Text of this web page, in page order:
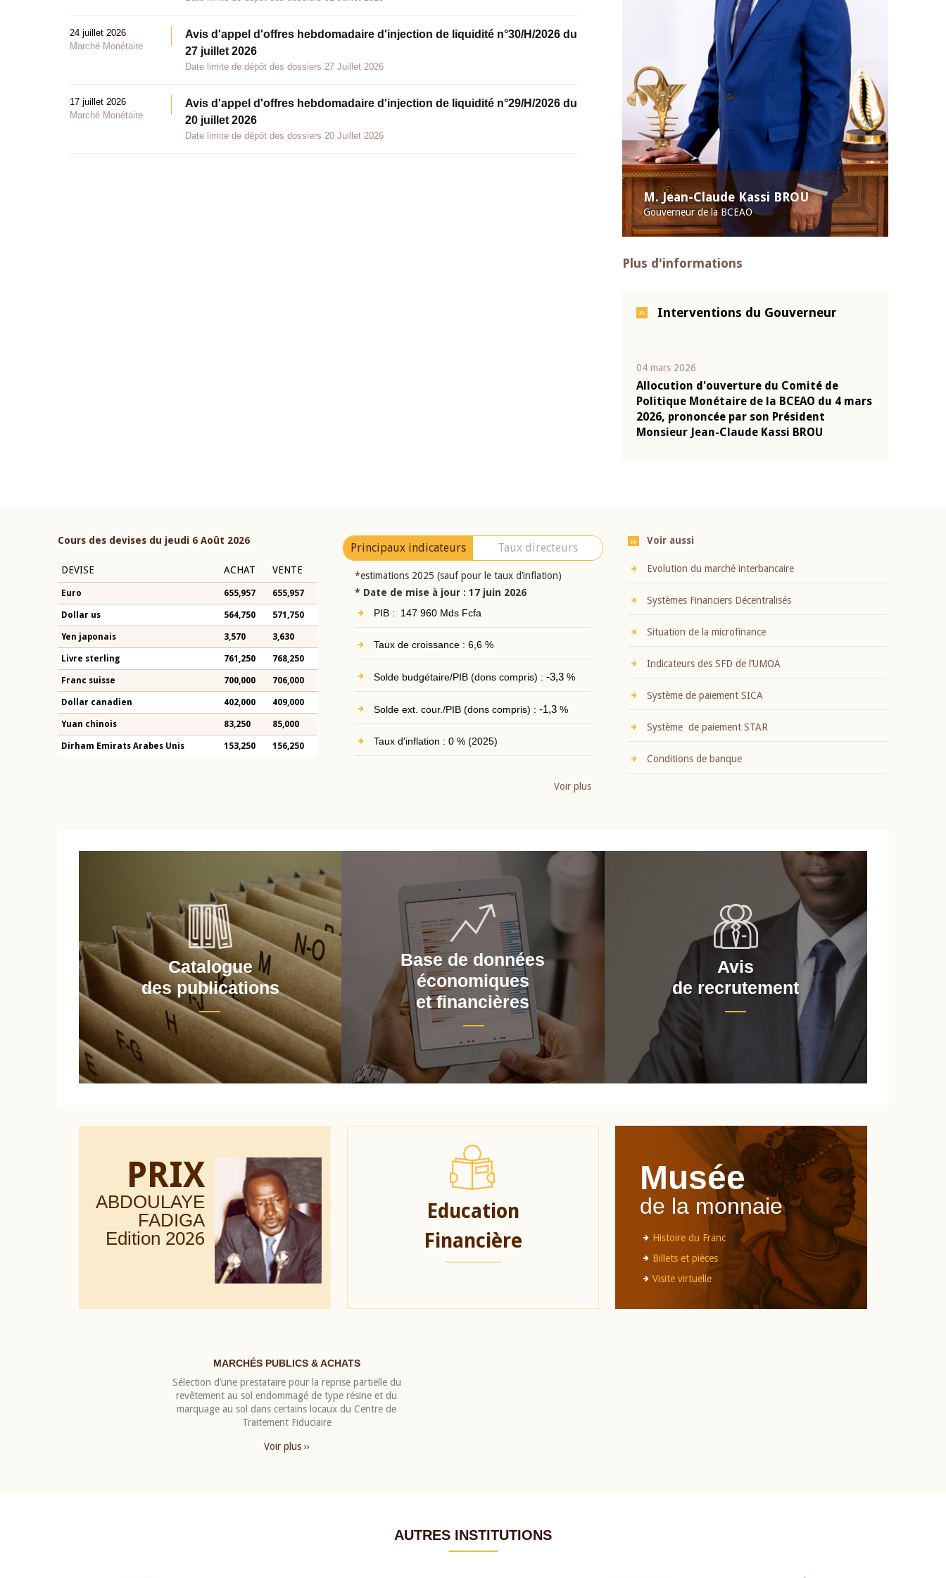
M. Jean-Claude Kassi BROU
Gouverneur de la BCEAO
Plus d'informations
Interventions du Gouverneur
04 mars 2026
Allocution d'ouverture du Comité de
Politique Monétaire de la BCEAO du 4 mars
2026, prononcée par son Président
Monsieur Jean-Claude Kassi BROU
24 juillet 2026
Marché Monétaire
Avis d'appel d'offres hebdomadaire d'injection de liquidité n°30/H/2026 du
27 juillet 2026
Date limite de dépôt des dossiers 27 Juillet 2026
17 juillet 2026
Marché Monétaire
Avis d'appel d'offres hebdomadaire d'injection de liquidité n°29/H/2026 du
20 juillet 2026
Date limite de dépôt des dossiers 20 Juillet 2026
Cours des devises du jeudi 6 Août 2026
DEVISE ACHAT VENTE
Euro 655,957 655,957
Dollar us 564,750 571,750
Yen japonais 3,570 3,630
Livre sterling 761,250 768,250
Franc suisse 700,000 706,000
Dollar canadien 402,000 409,000
Yuan chinois 83,250 85,000
Dirham Emirats Arabes Unis 153,250 156,250
Principaux indicateurs Taux directeurs
*estimations 2025 (sauf pour le taux d’inflation)
* Date de mise à jour : 17 juin 2026
PIB : 147 960 Mds Fcfa
Taux de croissance : 6,6 %
Solde budgétaire/PIB (dons compris) : -3,3%
Solde ext. cour./PIB (dons compris) : -1,3%
Taux d'inflation : 0 % (2025)
Voir plus
Voir aussi
Evolution du marché interbancaire
Systèmes Financiers Décentralisés
Situation de la microfinance
Indicateurs des SFD de l’UMOA
Système de paiement SICA
Système de paiement STAR
Conditions de banque
Catalogue
des publications
Base de données
économiques
et financières
Avis
de recrutement
PRIX
ABDOULAYE
FADIGA
Edition 2026
Education
Financière
Musée
de la monnaie
Histoire du Franc
Billets et pièces
Visite virtuelle
MARCHÉS PUBLICS & ACHATS
Sélection d’une prestataire pour la reprise partielle du
revêtement au sol endommagé de type résine et du
marquage au sol dans certains locaux du Centre de
Traitement Fiduciaire
Voir plus ››
AUTRES INSTITUTIONS